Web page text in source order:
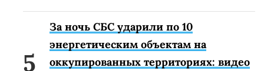
За ночь СБС ударили по 10
энергетическим объектам на
оккупированных территориях: видео